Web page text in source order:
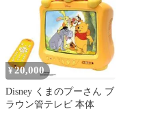
¥20,000
Disney くまのプーさん ブ
ラウン管テレビ 本体